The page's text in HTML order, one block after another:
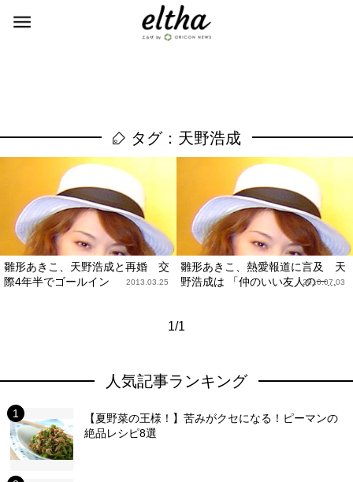
タグ：天野浩成
雛形あきこ、天野浩成と再婚 交
際4年半でゴールイン
2013.03.25
雛形あきこ、熱愛報道に言及 天
野浩成は 「仲のいい友人の一...
2010.07.03
1/1
人気記事ランキング
【夏野菜の王様！】苦みがクセになる！ピーマンの
絶品レシピ8選